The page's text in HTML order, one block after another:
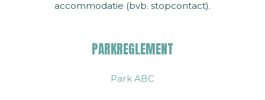
accommodatie (bvb. stopcontact).
PARKREGLEMENT
Park ABC